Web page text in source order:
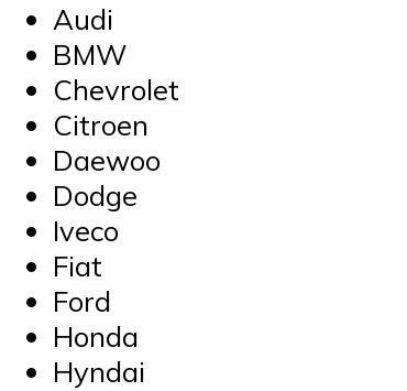
Audi
BMW
Chevrolet
Citroen
Daewoo
Dodge
Iveco
Fiat
Ford
Honda
Hyndai